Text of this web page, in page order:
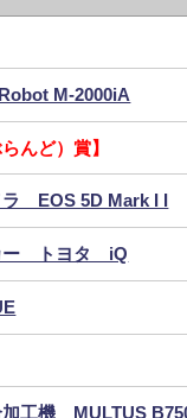
M-2000iA
んど）賞】
ラ EOS 5D Mark I I
ー トヨタ iQ
加工機 MULTUS